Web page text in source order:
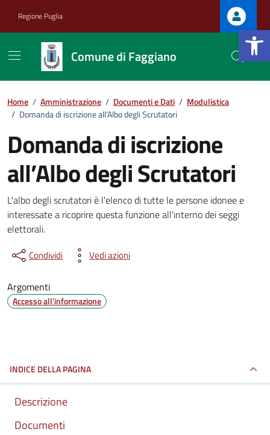
Apri la
Regione Puglia
Comune di Faggiano
Home / Amministrazione / Documenti e Dati / Modulistica
/ Domanda di iscrizione all’Albo degli Scrutatori
Domanda di iscrizione
all’Albo degli Scrutatori
Dettagli del documento
L'albo degli scrutatori è l'elenco di tutte le persone idonee e
interessate a ricoprire questa funzione all'interno dei seggi
elettorali..
Condividi Vedi azioni
Argomenti
Accesso all'informazione
INDICE DELLA PAGINA
Descrizione
Documenti